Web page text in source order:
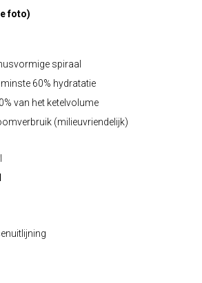
foto)
spiraal
60% hydratatie
van het ketelvolume
(milieuvriendelijk)